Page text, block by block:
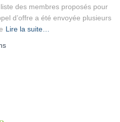
des membres proposés pour
d’offre a été envoyée plusieurs
Lire la suite…